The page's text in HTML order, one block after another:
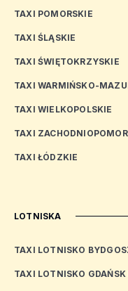
TAXI POMORSKIE
TAXI ŚLĄSKIE
TAXI ŚWIĘTOKRZYSKIE
TAXI WARMIŃSKO-
TAXI WIELKOPOLSKIE
TAXI
TAXI ŁÓDZKIE
LOTNISKA
TAXI LOTNISKO
TAXI LOTNISKO GDAŃSK